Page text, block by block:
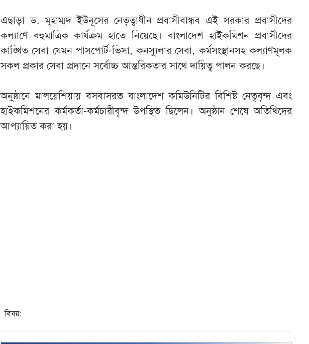
এছাড়া ড. মুহাম্মদ ইউনূসের নেতৃত্বাধীন প্রবাসীবান্ধব এই সরকার প্রবাসীদের
কল্যাণে বহুমাত্রিক কার্যক্রম হাতে নিয়েছে। বাংলাদেশ হাইকমিশন প্রবাসীদের
কাঙ্খিত সেবা যেমন পাসপোর্ট-ভিসা, কনস্যুলার সেবা, কর্মসংস্থানসহ কল্যাণমূলক
সকল প্রকার সেবা প্রদানে সর্বোচ্চ আন্তরিকতার সাথে দায়িত্ব পালন করছে।
অনুষ্ঠানে মালয়েশিয়ায় বসবাসরত বাংলাদেশ কমিউনিটির বিশিষ্ট নেতৃবৃন্দ এবং
হাইকমিশনের কর্মকর্তা-কর্মচারীবৃন্দ উপস্থিত ছিলেন। অনুষ্ঠান শেষে অতিথিদের
আপ্যায়িত করা হয়।
বিষয়: